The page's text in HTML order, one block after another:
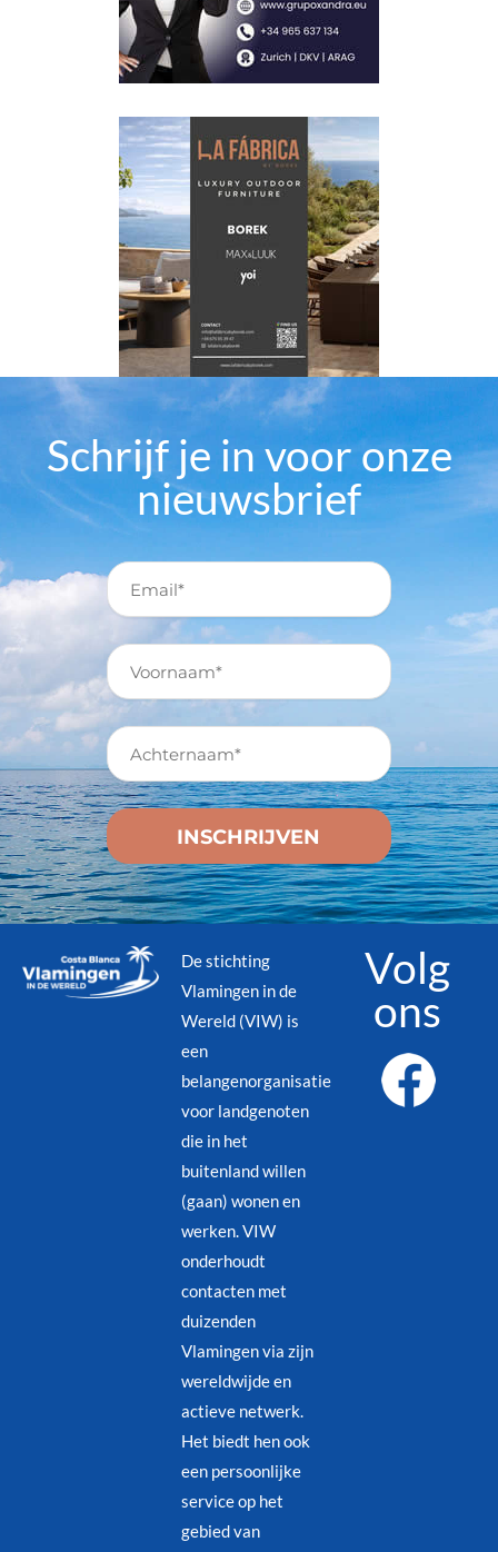
Schrijf je in voor onze
nieuwsbrief
De stichting
Vlamingen in de
Wereld (VIW) is
een
belangenorganisatie
voor landgenoten
die in het
buitenland willen
(gaan) wonen en
werken. VIW
onderhoudt
contacten met
duizenden
Vlamingen via zijn
wereldwijde en
actieve netwerk.
Het biedt hen ook
een persoonlijke
service op het
gebied van
Volg
ons